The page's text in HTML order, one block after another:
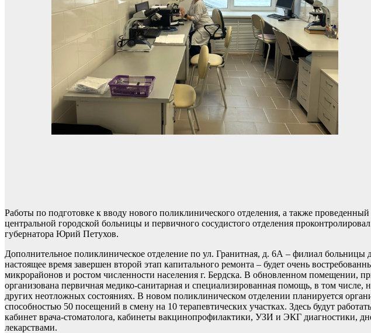
Работы по подготовке к вводу нового поликлинического отделения, а также
центральной городской больницы и первичного сосудистого отделения
губернатора Юрий Петухов.
Дополнительное поликлиническое отделение по ул. Гранитная, д. 6А – филиал
настоящее время завершен второй этап капитального ремонта – будет очень
микрорайонов и ростом численности населения г. Бердска. В обновленном помещении,
организована первичная медико-санитарная и специализированная помощь, в том числе,
других неотложных состояниях. В новом поликлиническом отделении планируется
способностью 50 посещений в смену на 10 терапевтических участках. Здесь будут
кабинет врача-стоматолога, кабинеты вакцинопрофилактики, УЗИ и ЭКГ диагностики,
лекарствами.